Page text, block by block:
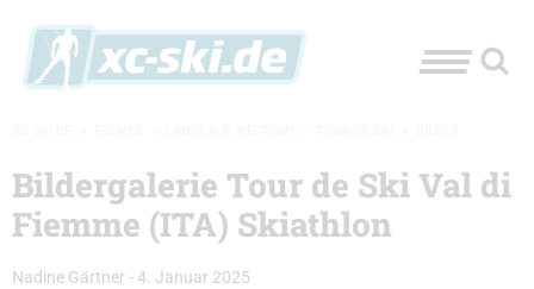
Bildergalerie Tour de Ski Val di
Fiemme (ITA) Skiathlon
Nadine Gärtner -4. Januar 2025